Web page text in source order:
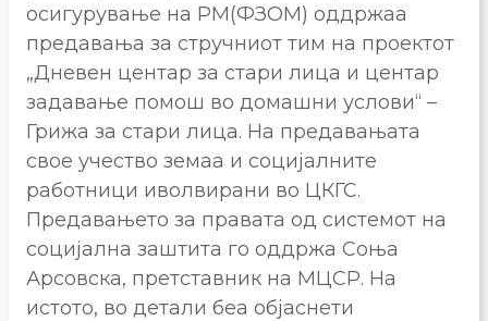
осигурување на РМ(ФЗОМ) оддржаа
предавања за стручниот тим на проектот
„Дневен центар за стари лица и центар
задавање помош во домашни услови“ –
Грижа за стари лица. На предавањата
свое учество земаа и социјалните
работници иволвирани во ЦКГС.
Предавањето за правата од системот на
социјална заштита го оддржа Соња
Арсовска, претставник на МЦСР. На
истото, во детали беа објаснети